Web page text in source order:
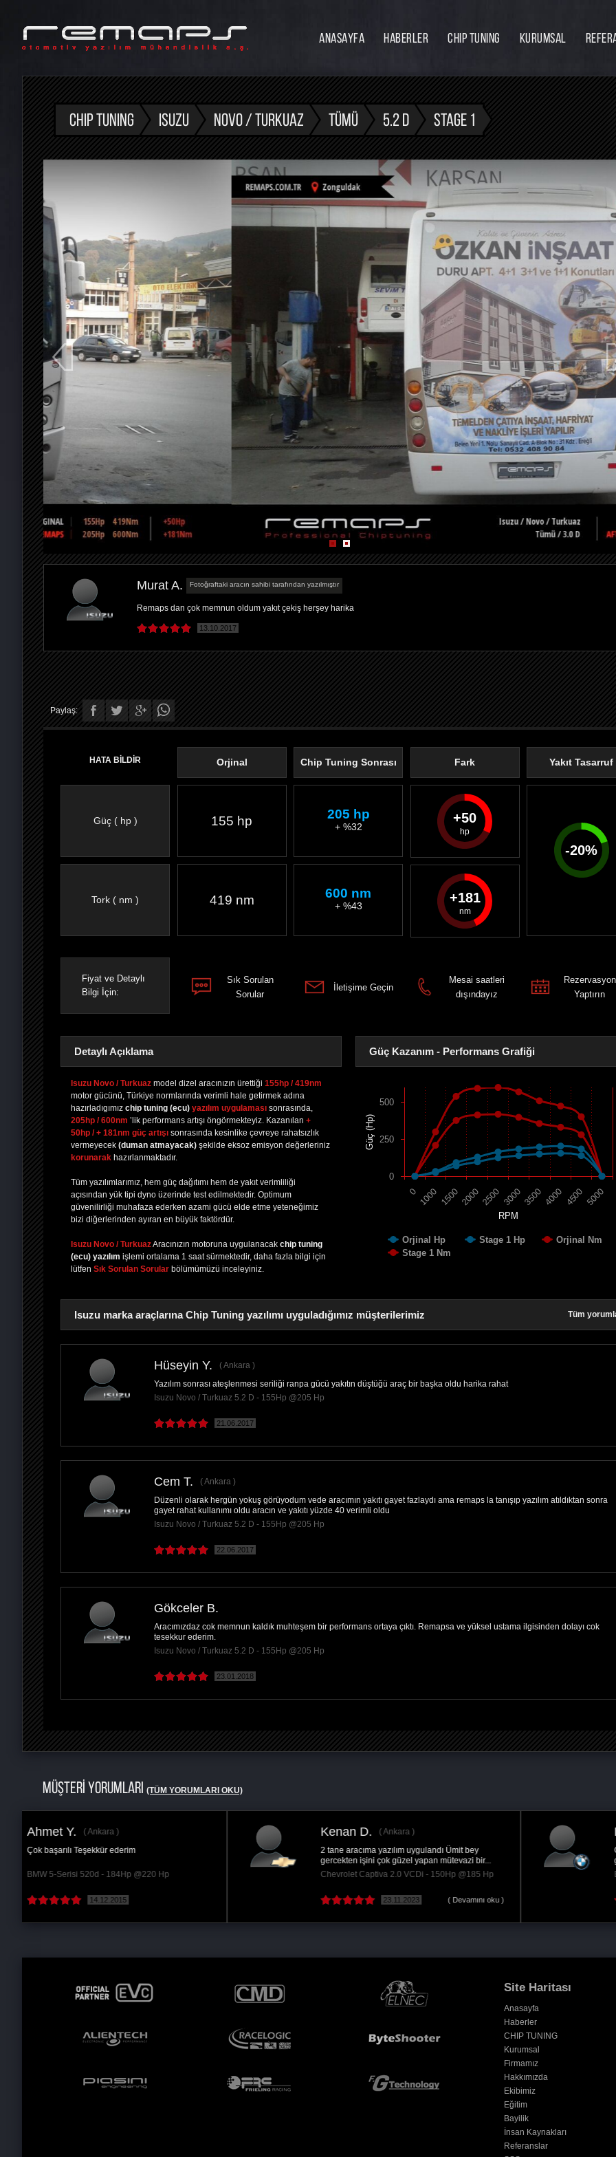
ANASAYFA HABERLER CHIP TUNING KURUMSAL
CHIP TUNING ISUZU NOVO / TURKUAZ TÜMÜ 5.2 D STAGE 1
Murat A. Fotoğraftaki aracın sahibi tarafından yazılmıştır
Remaps dan çok memnun oldum yakıt çekiş herşey harika
13.10.2017
Paylaş:
PAYLAŞPAYLAŞPLUS'TA
PAYLAŞ
PAYLAŞ
HATA BİLDİR
Güç ( hp )
Tork ( nm )
Orjinal
155 hp
419 nm
Chip Tuning Sonrası
205 hp
+ %32
600 nm
+ %43
Fark
50
181
Yakıt Tasarruf
-20%
Fiyat ve Detaylı
Bilgi İçin:
Sık Sorulan
Sorular
İletişime Geçin
Mesai saatleri
dışındayız
Rezervasyon
Yaptırın
Detaylı Açıklama
Isuzu Novo / Turkuaz model dizel aracınızın ürettiği 155hp / 419nm
motor gücünü, Türkiye normlarında verimli hale getirmek adına
hazırladıgımız chip tuning (ecu) yazılım uygulaması sonrasında,
205hp / 600nm ’lik performans artışı öngörmekteyiz. Kazanılan +
50hp / + 181nm güç artışı sonrasında kesinlike çevreye rahatsızlık
vermeyecek (duman atmayacak) şekilde eksoz emisyon değerleriniz
korunarak hazırlanmaktadır.
Tüm yazılımlarımız, hem güç dağıtımı hem de yakıt verimliliği
açısından yük tipi dyno üzerinde test edilmektedir. Optimum
güvenilirliği muhafaza ederken azami gücü elde etme yeteneğimiz
bizi diğerlerinden ayıran en büyük faktördür.
Isuzu Novo / TurkuazAracınızın motoruna uygulanacak chip tuning
(ecu) yazılım işlemi ortalama 1 saat sürmektedir, daha fazla bilgi için
lütfen Sık Sorulan Sorular bölümümüzü inceleyiniz.
Güç Kazanım - Performans Grafiği
RPM
Güç (Hp)
Orjinal Hp Stage 1 Hp
Orjinal Nm
Stage 1 Nm
0 1000 150020002500 30003500 4000 4500 5000
0
250
500
Isuzu marka araçlarına Chip Tuning yazılımı uyguladığımız müşterilerimiz Tüm
Hüseyin Y.
Ankara
Yazılım sonrası ateşlenmesi seriliği ranpa gücü yakıtın düştüğü araç bir başka oldu harika rahat
Isuzu Novo / Turkuaz 5.2 D - 155Hp @205 Hp
21.06.2017
Cem T.
Ankara
Düzenli olarak hergün yokuş görüyodum vede aracımın yakıtı gayet fazlaydı ama remaps la tanışıp yazılım atıldıktan sonra
gayet rahat kullanımı oldu aracın ve yakıtı yüzde 40 verimli oldu
Isuzu Novo / Turkuaz 5.2 D - 155Hp @205 Hp
22.06.2017
Gökceler B.
Aracımızdaz cok memnun kaldık muhteşem bir performans ortaya çıktı. Remapsa ve yüksel ustama ilgisinden dolayı cok
tesekkur ederim.
Isuzu Novo / Turkuaz 5.2 D - 155Hp @205 Hp
23.01.2018
MÜŞTERİ YORUMLARI (TÜM YORUMLARI OKU)
Kenan D.
2 tane aracıma yazılım uygulandı Ümit bey
gercekten işini çok güzel yapan mütevazi bir...
Chevrolet Captiva 2.0 VCDi - 150Hp @185 Hp
Hakan A.
Gücü hissetmek çok güzel, elleriniz dert
görmesin. Teşekkürler Remaps.
BMW 5-Serisi 525d - 218Hp @270 Hp
10.01.2018
Site Haritası
Anasayfa
Haberler
CHIP TUNING
Kurumsal
Firmamız
Hakkımızda
Ekibimiz
Eğitim
Bayilik
İnsan Kaynakları
Referanslar